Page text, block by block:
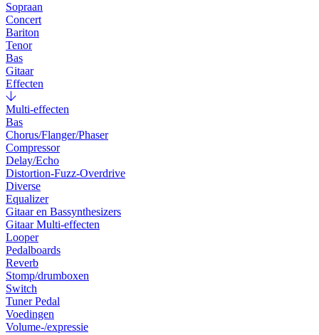
Sopraan
Concert
Bariton
Tenor
Bas
Gitaar
Effecten
Multi-effecten
Bas
Chorus/Flanger/Phaser
Compressor
Delay/Echo
Distortion-Fuzz-Overdrive
Diverse
Equalizer
Gitaar en Bassynthesizers
Gitaar Multi-effecten
Looper
Pedalboards
Reverb
Stomp/drumboxen
Switch
Tuner Pedal
Voedingen
Volume-/expressie